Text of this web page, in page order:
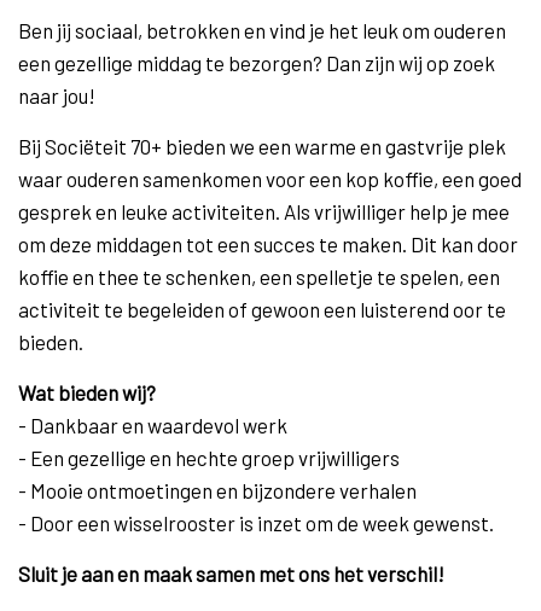
Ben jij sociaal, betrokken en vind je het leuk om ouderen
een gezellige middag te bezorgen? Dan zijn wij op zoek
naar jou!
Bij Sociëteit 70+ bieden we een warme en gastvrije plek
waar ouderen samenkomen voor een kop koffie, een goed
gesprek en leuke activiteiten. Als vrijwilliger help je mee
om deze middagen tot een succes te maken. Dit kan door
koffie en thee te schenken, een spelletje te spelen, een
activiteit te begeleiden of gewoon een luisterend oor te
bieden.
Wat bieden wij?
- Dankbaar en waardevol werk
- Een gezellige en hechte groep vrijwilligers
- Mooie ontmoetingen en bijzondere verhalen
- Door een wisselrooster is inzet om de week gewenst.
Sluit je aan en maak samen met ons het verschil!